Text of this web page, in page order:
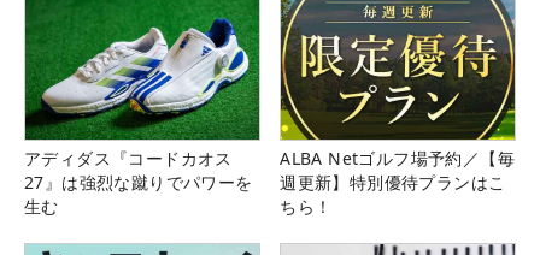
アディダス『コードカオス
27』は強烈な蹴りでパワーを
生む
ALBA Netゴルフ場予約／【毎
週更新】特別優待プランはこ
ちら！